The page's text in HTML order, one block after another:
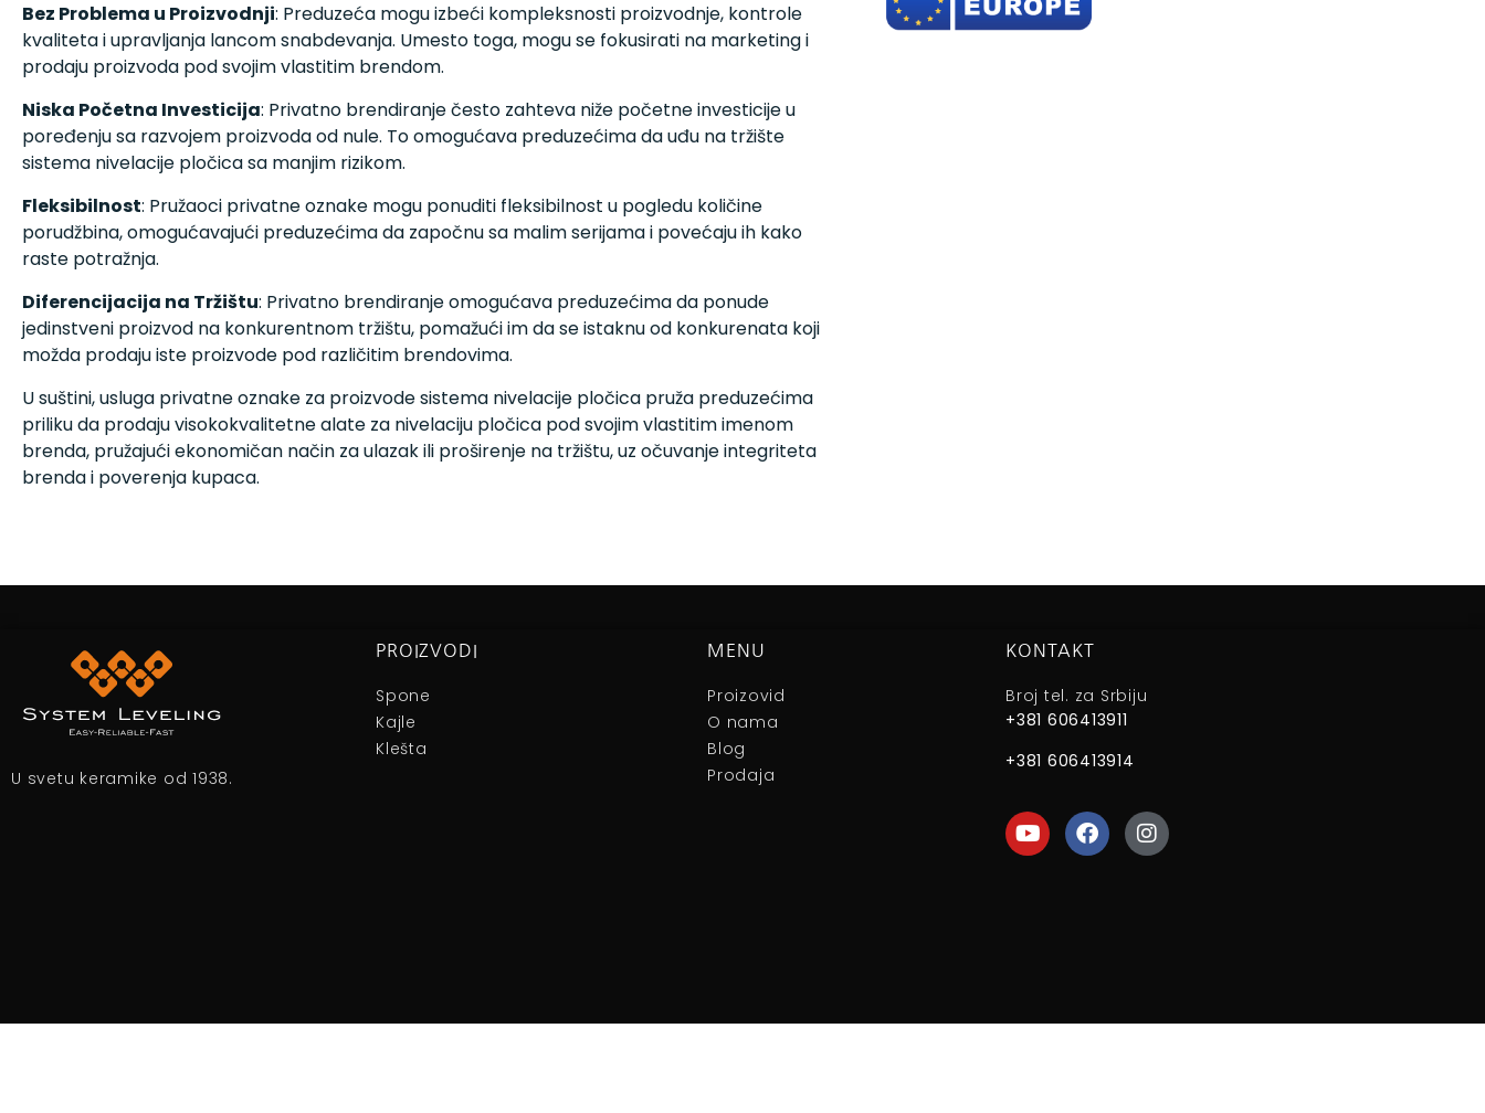
Bez Problema u Proizvodnji: Preduzeća mogu izbeći kompleksnosti proizvodnje, kontrole
kvaliteta i upravljanja lancom snabdevanja. Umesto toga, mogu se fokusirati na marketing i
prodaju proizvoda pod svojim vlastitim brendom.
Niska Početna Investicija: Privatno brendiranje često zahteva niže početne investicije u
poređenju sa razvojem proizvoda od nule. To omogućava preduzećima da uđu na tržište
sistema nivelacije pločica sa manjim rizikom.
Fleksibilnost: Pružaoci privatne oznake mogu ponuditi fleksibilnost u pogledu količine
porudžbina, omogućavajući preduzećima da započnu sa malim serijama i povećaju ih kako
raste potražnja.
Diferencijacija na Tržištu: Privatno brendiranje omogućava preduzećima da ponude
jedinstveni proizvod na konkurentnom tržištu, pomažući im da se istaknu od konkurenata koji
možda prodaju iste proizvode pod različitim brendovima.
U suštini, usluga privatne oznake za proizvode sistema nivelacije pločica pruža preduzećima
priliku da prodaju visokokvalitetne alate za nivelaciju pločica pod svojim vlastitim imenom
brenda, pružajući ekonomičan način za ulazak ili proširenje na tržištu, uz očuvanje integriteta
brenda i poverenja kupaca.
U svetu keramike od 1938.
PROIZVODI
Spone
Kajle
Klešta
MENU
Proizovid
O nama
Blog
Prodaja
KONTAKT
Broj tel. za Srbiju
+381 606413911
+381 606413914